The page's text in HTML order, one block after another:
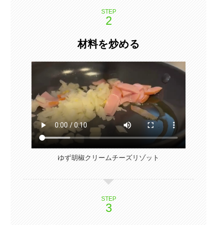
STEP
材料を炒める
ゆず胡椒クリームチーズリゾット
STEP